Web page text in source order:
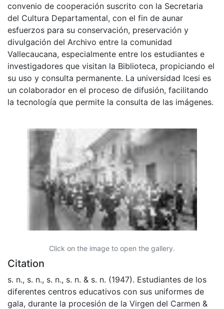
convenio de cooperación suscrito con la Secretaria
del Cultura Departamental, con el fin de aunar
esfuerzos para su conservación, preservación y
divulgación del Archivo entre la comunidad
Vallecaucana, especialmente entre los estudiantes e
investigadores que visitan la Biblioteca, propiciando el
su uso y consulta permanente. La universidad Icesi es
un colaborador en el proceso de difusión, facilitando
la tecnología que permite la consulta de las imágenes.
Click on the image to open the gallery.
Citation
s. n., s. n., s. n., s. n. & s. n. (1947). Estudiantes de los
diferentes centros educativos con sus uniformes de
gala, durante la procesión de la Virgen del Carmen &